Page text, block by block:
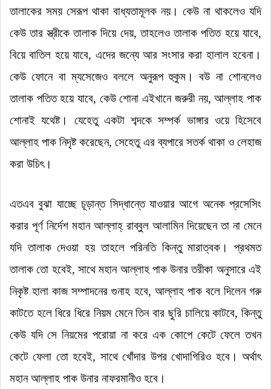
তালাকের সময় সেরূপ থাকা বাধ্যতামূলক নয়। কেউ না থাকলেও যদি
কেউ তার স্ত্রীকে তালাক দিয়ে দেয়, তাহলেও তালাক পতিত হয়ে যাবে,
বিয়ে বাতিল হয়ে যাবে, এদের জন্যে আর সংসার করা হালাল হবেনা।
কেউ ফোনে বা ম্যসেজেও বললে অনুরূপ হুকুম। বউ না শোনলেও
তালাক পতিত হয়ে যাবে, কেউ শোনা এইখানে জরুরী নয়, আল্লাহ পাক
শোনাই যথেষ্ট। যেহেতু একটা শব্দকে সম্পর্ক ভাঙ্গার ওয়ে হিসেবে
আল্লাহ পাক নিদৃষ্ট করেছেন, সেহেতু এর ব্যপারে সতর্ক থাকা ও লেহাজ
করা উচিৎ।
এতএব বুঝা যাচ্ছে চূড়ান্ত সিদ্ধান্তে যাওয়ার আগে অনেক প্রসেসিং
করার পূর্ণ নির্দেশ মহান আল্লাহ্‌ রাব্বুল আলামিন দিয়েছেন তা না মেনে
যদি তালাক দেওয়া হয় তাহলে পরিনতি কিন্তু মারাত্বক। প্রথমত
তালাক তো হবেই, সাথে মহান আল্লাহ পাক উনার তরীকা অনুসারে এই
নিকৃষ্ট হালা কাজ সম্পাদনের গুনাহ হবে, আল্লাহ পাক বলে দিলেন গরু
কাটতে হলে ধিরে ধিরে নিয়ম মেনে তিন বার ছুরি চালিয়ে কাটবে, কিন্তু
কেউ যদি সে নিয়মের পরোয়া না করে এক কোপে কেটে ফেলে তখন
কেটে ফেলা তো হবেই, সাথে খোঁদার উপর খোদাগিরিও হবে। অর্থাৎ
মহান আল্লাহ পাক উনার নাফরমানীও হবে।